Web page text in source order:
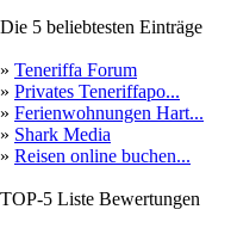
Die 5 beliebtesten Einträge
» Teneriffa Forum
» Privates Teneriffapo...
» Ferienwohnungen Hart...
» Shark Media
» Reisen online buchen...
TOP-5 Liste Bewertungen